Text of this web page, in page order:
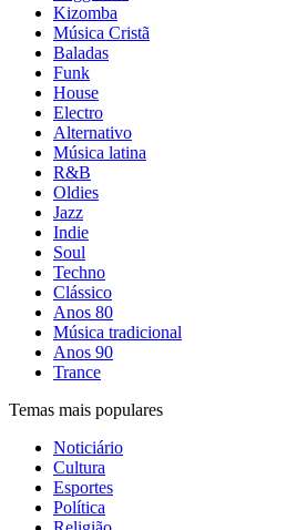
Kizomba
Música Cristã
Baladas
Funk
House
Electro
Alternativo
Música latina
R&B
Oldies
Jazz
Indie
Soul
Techno
Clássico
Anos 80
Música tradicional
Anos 90
Trance
Temas mais populares
Noticiário
Cultura
Esportes
Política